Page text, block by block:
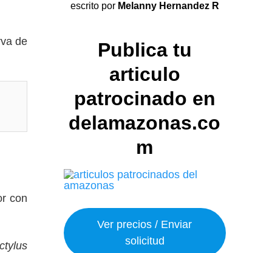
de
con
escrito por Melanny Hernandez R
Publica tu
articulo
patrocinado en
delamazonas.co
m
Ver precios / Enviar
solicitud